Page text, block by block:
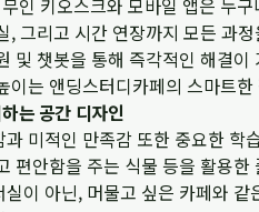
인 키오스크와 모바일 앱은 누
, 그리고 시간 연장까지 모든 과
및 챗봇을 통해 즉각적인 해결
이는 앤딩스터디카페의 스마트
는 공간 디자인
미적인 만족감 또한 중요한 학
편안함을 주는 식물 등을 활용
이 아닌, 머물고 싶은 카페와